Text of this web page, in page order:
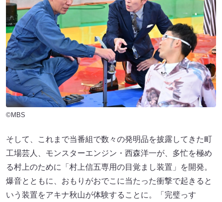
©MBS
そして、これまで当番組で数々の発明品を披露してきた町
工場芸人、モンスターエンジン・西森洋一が、多忙を極め
る村上のために「村上信五専用の目覚まし装置」を開発。
爆音とともに、おもりがおでこに当たった衝撃で起きると
いう装置をアキナ秋山が体験することに。「完璧っす